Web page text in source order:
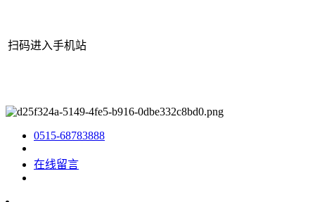
扫码进入手机站
0515-68783888
在线留言